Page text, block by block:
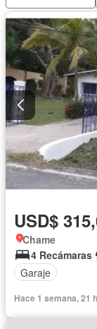
USD$
Chame
4 Recámaras
Garaje
Hace 1 semana, 21